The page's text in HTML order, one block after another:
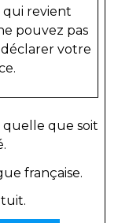
qui revient
pouvez pas
votre
que soit
française.